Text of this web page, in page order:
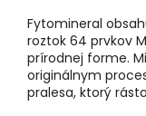
Fytomineral
roztok 64 prvkov
prírodnej forme.
originálnym
pralesa, ktorý